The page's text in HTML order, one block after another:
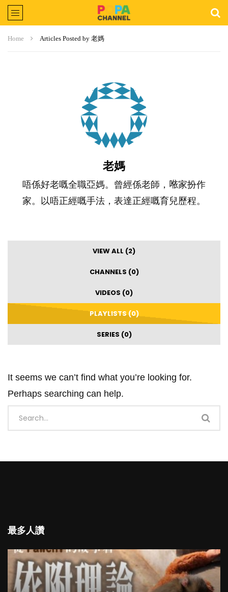
Home Articles Posted by 老媽
老媽
唔係好老嘅全職亞媽。曾經係老師，𠵱家扮作
家。以唔正經嘅手法，表達正經嘅育兒歷程。
VIEW ALL (2)
CHANNELS (0)
VIDEOS (0)
PLAYLISTS (0)
SERIES (0)
It seems we can’t find what you’re looking for.
Perhaps searching can help.
最多人讚